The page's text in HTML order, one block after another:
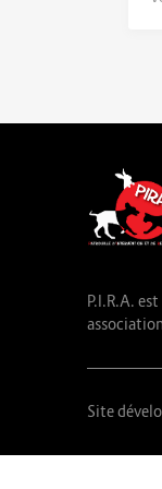
P.I.R.A.
Site